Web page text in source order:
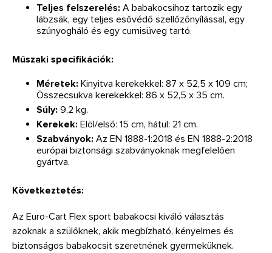
Teljes felszerelés: A babakocsihoz tartozik egy
lábzsák, egy teljes esővédő szellőzőnyílással, egy
szúnyogháló és egy cumisüveg tartó.
Műszaki specifikációk:
Méretek: Kinyitva kerekekkel: 87 x 52,5 x 109 cm;
Összecsukva kerekekkel: 86 x 52,5 x 35 cm.
Súly: 9,2 kg.
Kerekek: Elöl/első: 15 cm, hátul: 21 cm.
Szabványok: Az EN 1888-1:2018 és EN 1888-2:2018
európai biztonsági szabványoknak megfelelően
gyártva.
Következtetés:
Az Euro-Cart Flex sport babakocsi kiváló választás
azoknak a szülőknek, akik megbízható, kényelmes és
biztonságos babakocsit szeretnének gyermeküknek.